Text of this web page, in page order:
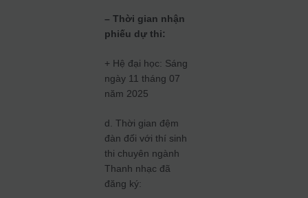
– Thời gian nhận
phiếu dự thi:
+ Hệ đại học: Sáng
ngày 11 tháng 07
năm 2025
d. Thời gian đệm
đàn đối với thí sinh
thi chuyên ngành
Thanh nhạc đã
đăng ký: